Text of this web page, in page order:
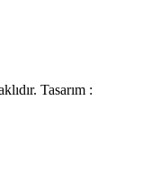
Tasarım :